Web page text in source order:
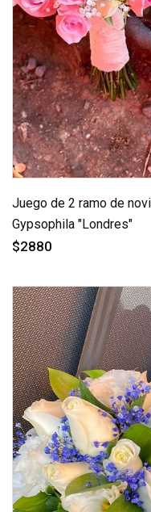
Juego de 2 ramo de
Gypsophila "Londres"
$2880